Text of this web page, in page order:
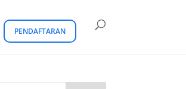
PENDAFTARAN